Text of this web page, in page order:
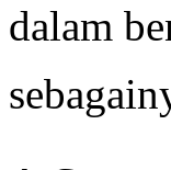
dalam